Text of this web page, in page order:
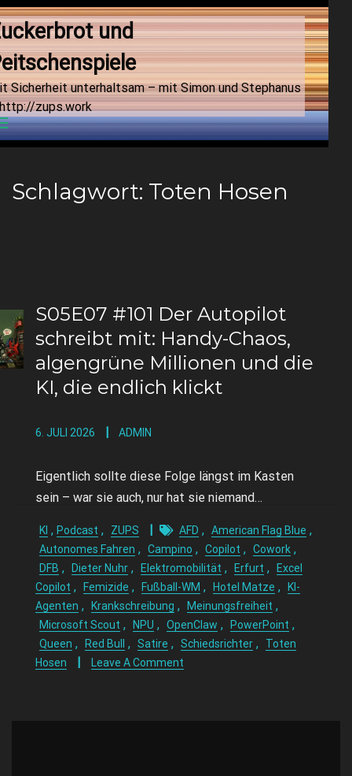
und
Sicherheit unterhaltsam – mit Simon und Stephanus
zups.work
Schlagwort: Toten Hosen
S05E07 #101 Der Autopilot
schreibt mit: Handy-Chaos,
algengrüne Millionen und die
KI, die endlich klickt
6. JULI 2026 ADMIN
Eigentlich sollte diese Folge längst im Kasten
sein – war sie auch, nur hat sie niemand…
KI , Podcast , ZUPS AFD , American Flag Blue ,
Autonomes Fahren , Campino , Copilot , Cowork ,
DFB , Dieter Nuhr , Elektromobilität , Erfurt ,
Excel
Copilot , Femizide , Fußball-WM , Hotel Matze ,
KI-
Agenten , Krankschreibung , Meinungsfreiheit ,
Microsoft Scout , NPU , OpenClaw , PowerPoint ,
Queen , Red Bull , Satire , Schiedsrichter ,
Toten
Hosen
Leave A Comment